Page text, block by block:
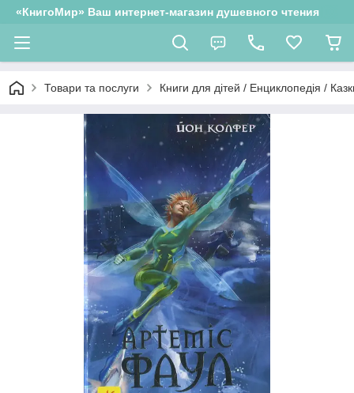
«КнигоМир» Ваш интернет-магазин душевного чтения
Товари та послуги Книги для дітей / Енциклопедія /